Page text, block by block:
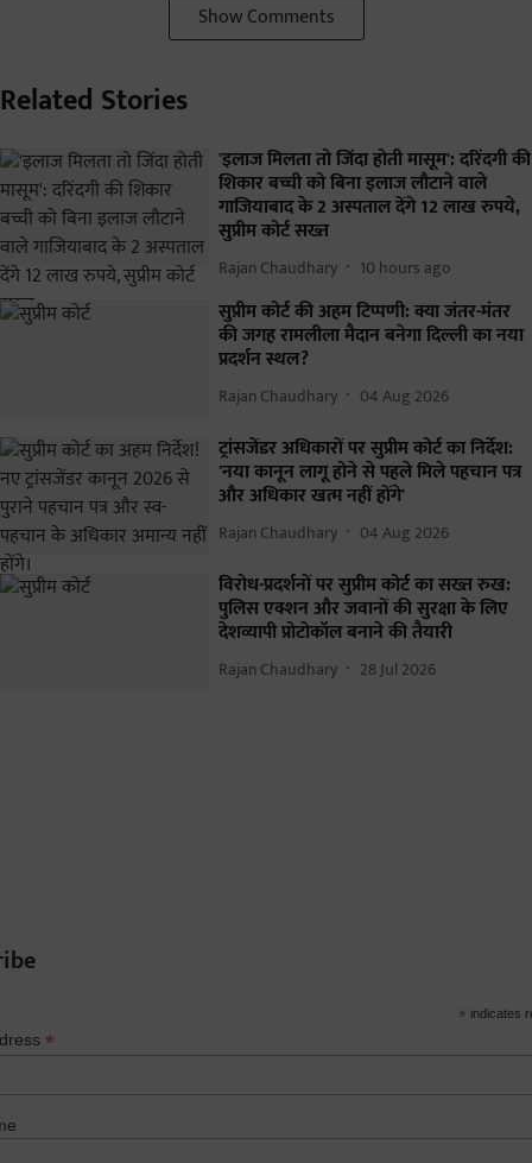
Show Comments
Related Stories
'इलाज मिलता तो जिंदा होती मासूम': दरिंदगी की
शिकार बच्ची को बिना इलाज लौटाने वाले
गाजियाबाद के 2 अस्पताल देंगे 12 लाख रुपये,
सुप्रीम कोर्ट सख्त
Rajan Chaudhary 10 hours ago
सुप्रीम कोर्ट की अहम टिप्पणी: क्या जंतर-मंतर
की जगह रामलीला मैदान बनेगा दिल्ली का नया
प्रदर्शन स्थल?
Rajan Chaudhary 04 Aug 2026
ट्रांसजेंडर अधिकारों पर सुप्रीम कोर्ट का निर्देश:
'नया कानून लागू होने से पहले मिले पहचान पत्र
और अधिकार खत्म नहीं होंगे'
Rajan Chaudhary 04 Aug 2026
विरोध-प्रदर्शनों पर सुप्रीम कोर्ट का सख्त रुख:
पुलिस एक्शन और जवानों की सुरक्षा के लिए
देशव्यापी प्रोटोकॉल बनाने की तैयारी
Rajan Chaudhary 28 Jul 2026
* indicates
*